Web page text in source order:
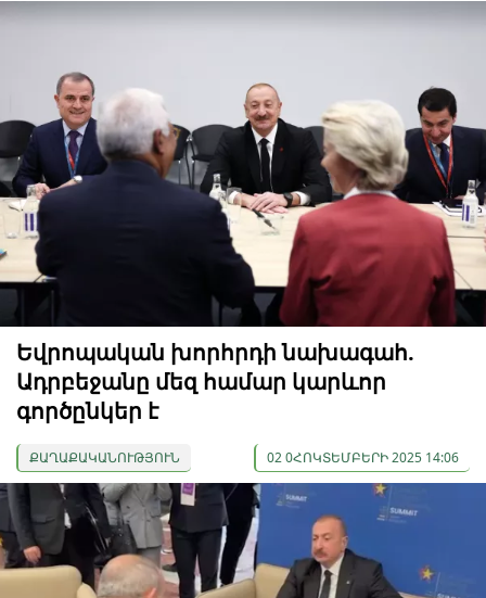
Եվրոպական խորհրդի նախագահ.
Ադրբեջանը մեզ համար կարևոր
գործընկեր է
ՔԱՂԱՔԱԿԱՆՈՒԹՅՈՒՆ 02 0ՀՈԿՏԵՄԲԵՐԻ 2025 14:06